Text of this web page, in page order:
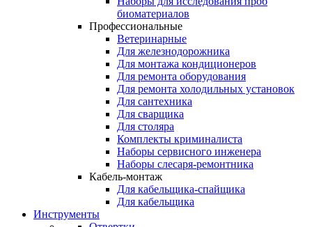
биоматериалов
Профессиональные
Ветеринарные
Для железнодорожника
Для монтажа кондиционеров
Для ремонта оборудования
Для ремонта холодильных установок
Для сантехника
Для сварщика
Для столяра
Комплекты криминалиста
Наборы сервисного инженера
Наборы слесаря-ремонтника
Кабель-монтаж
Для кабельщика-спайщика
Для кабельщика
Инструменты